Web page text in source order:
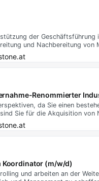
der
und Nachbereitung von
Renommierter
da Sie einen
Sie für die Akquisition
Koordinator (m/w/d)
und arbeiten an der